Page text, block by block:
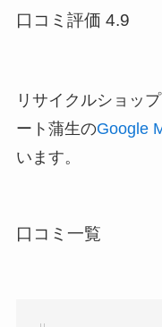
口コミ評価 4.9
リサイクルショッ
ート蒲生のGoogle
います。
口コミ一覧